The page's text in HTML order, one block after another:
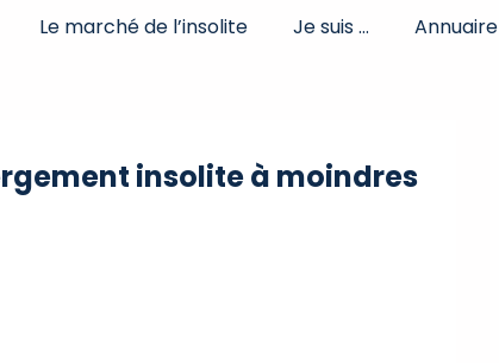
Le marché de l’insolite Je suis … Annuaire
insolite à moindres